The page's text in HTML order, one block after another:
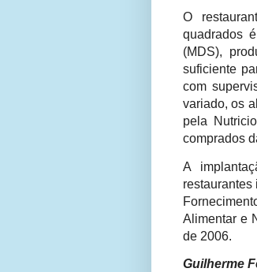
O
quadrados
(MDS),
suficiente
com
variado, os
pela
comprados
A
Alimentar e
de 2006.
Guilherme